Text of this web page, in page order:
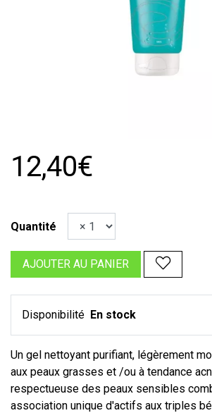
12,40€
Quantité
AJOUTER AU PANIER
Disponibilité En stock
Un gel nettoyant purifiant, légèrement
aux peaux grasses et /ou à tendance
respectueuse des peaux sensibles
association unique d'actifs aux triples